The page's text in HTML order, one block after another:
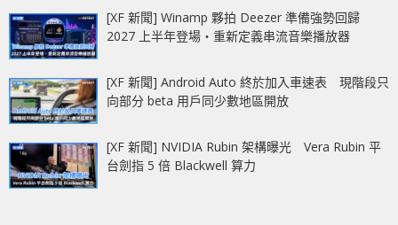
[XF 新聞] Winamp 夥拍 Deezer 準備強勢回歸
2027 上半年登場‧重新定義串流音樂播放器
[XF 新聞] Android Auto 終於加入車速表 現階段只
向部分 beta 用戶同少數地區開放
[XF 新聞] NVIDIA Rubin 架構曝光 Vera Rubin 平
台劍指 5 倍 Blackwell 算力